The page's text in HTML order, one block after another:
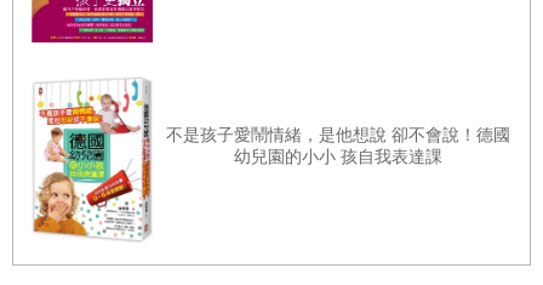
不是孩子愛鬧情緒，是他想說 卻不會說！德國
幼兒園的小小 孩自我表達課